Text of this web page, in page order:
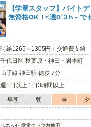
【学童スタッフ】バイト
無資格OK！<週0/３h～で
時給1265～1305円＋交通費支給
千代田区 秋葉原・神田・岩本町
山手線 神田駅 徒歩 7分
週1日以上 1日3時間以上
早朝 朝 昼 夕
ベネッセ 学童クラブ内神田